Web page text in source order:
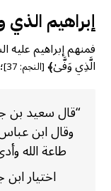
إبراهيم الذي
فمنهم إبراهيم عليه
الَّذِي وَفَّىٰ﴾[النجم: 37]
“قال سعيد بن
وقال ابن
طاعة الله
اختیار